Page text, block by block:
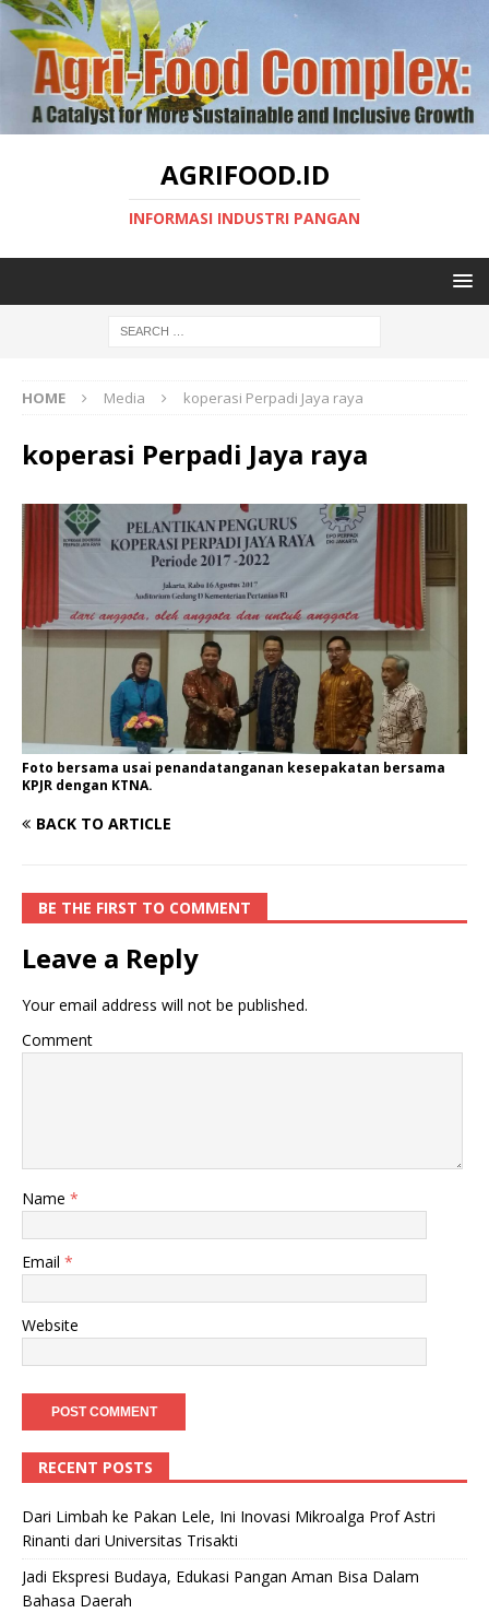
AGRIFOOD.ID
INFORMASI INDUSTRI PANGAN
HOME Media koperasi Perpadi Jaya raya
koperasi Perpadi Jaya raya
Foto bersama usai penandatanganan kesepakatan bersama
KPJR dengan KTNA.
BACK TO ARTICLE
BE THE FIRST TO COMMENT
Leave a Reply
Your email address will not be published.
Comment
Name *
Email *
Website
RECENT POSTS
Dari Limbah ke Pakan Lele, Ini Inovasi Mikroalga Prof Astri
Rinanti dari Universitas Trisakti
Jadi Ekspresi Budaya, Edukasi Pangan Aman Bisa Dalam
Bahasa Daerah